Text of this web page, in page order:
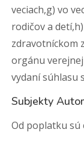
veciach,g) vo
rodičov a
zdravotníckom
orgánu
vydaní súhlasu
Subjekty
Od poplatku sú